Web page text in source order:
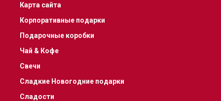
Карта сайта
Корпоративные подарки
Подарочные коробки
Чай & Кофе
Свечи
Сладкие Новогодние подарки
Сладости